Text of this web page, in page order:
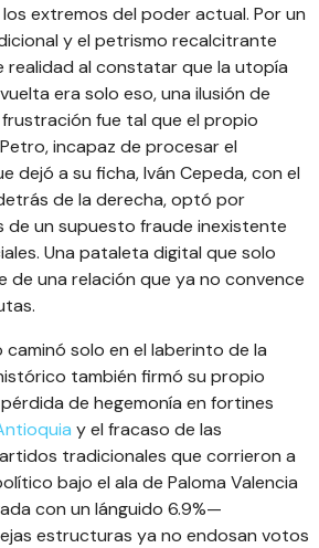
extremos del poder actual. Por un
y el petrismo recalcitrante
realidad al constatar que la utopía
era solo eso, una ilusión de
fue tal que el propio
incapaz de procesar el
dejó a su ficha, Iván Cepeda, con el
de la derecha, optó por
de un supuesto fraude inexistente
Una pataleta digital que solo
de una relación que ya no convence
caminó solo en el laberinto de la
también firmó su propio
de hegemonía en fortines
y el fracaso de las
tradicionales que corrieron a
bajo el ala de Paloma Valencia
con un lánguido 6.9%—
estructuras ya no endosan votos